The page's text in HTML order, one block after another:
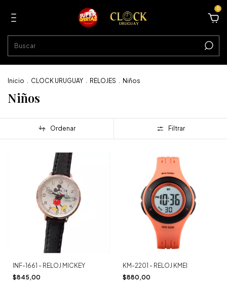
0
Inicio . CLOCK URUGUAY . RELOJES . Niños
Niños
Ordenar Filtrar
INF-1661 - RELOJ MICKEY
$845,00
KM-2201 - RELOJ KMEI
$880,00